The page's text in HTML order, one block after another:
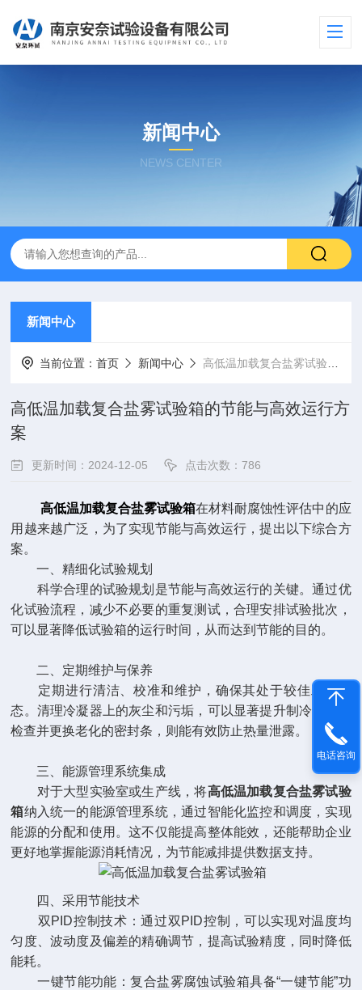
新闻中心
NEWS CENTER
新闻中心
当前位置：首页 新闻中心 高低温加载复合盐雾试验箱的节能与高效运行方案
高低温加载复合盐雾试验箱的节能与高效运行方
案
更新时间：2024-12-05 点击次数：786
高低温加载复合盐雾试验箱在材料耐腐蚀性评估中的应
用越来越广泛，为了实现节能与高效运行，提出以下综合方
案。
一、精细化试验规划
科学合理的试验规划是节能与高效运行的关键。通过优
化试验流程，减少不必要的重复测试，合理安排试验批次，
可以显著降低试验箱的运行时间，从而达到节能的目的。
二、定期维护与保养
定期进行清洁、校准和维护，确保其处于较佳工作状
态。清理冷凝器上的灰尘和污垢，可以显著提升制冷效率；
检查并更换老化的密封条，则能有效防止热量泄露。
三、能源管理系统集成
对于大型实验室或生产线，将高低温加载复合盐雾试验
箱纳入统一的能源管理系统，通过智能化监控和调度，实现
能源的分配和使用。这不仅能提高整体能效，还能帮助企业
更好地掌握能源消耗情况，为节能减排提供数据支持。
四、采用节能技术
双PID控制技术：通过双PID控制，可以实现对温度均
匀度、波动度及偏差的精确调节，提高试验精度，同时降低
能耗。
一键节能功能：复合盐雾腐蚀试验箱具备“一键节能”功
电话咨询